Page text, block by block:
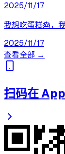
2025/11/17
我想吃蛋糕🎂，
2025/11/17
查看全部 →
扫码在